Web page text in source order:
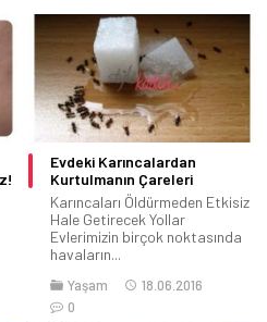
Evdeki Karıncalardan
Kurtulmanın Çareleri
Karıncaları Öldürmeden Etkisiz
Hale Getirecek Yollar
Evlerimizin birçok noktasında
havaların...
Yaşam
18.06.2016
0